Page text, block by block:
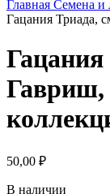
Главная Семена и
Гацания Триада,
Гацания
Гавриш,
50,00 ₽
В наличии